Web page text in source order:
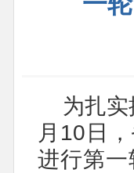
为扎
月10日
进行第